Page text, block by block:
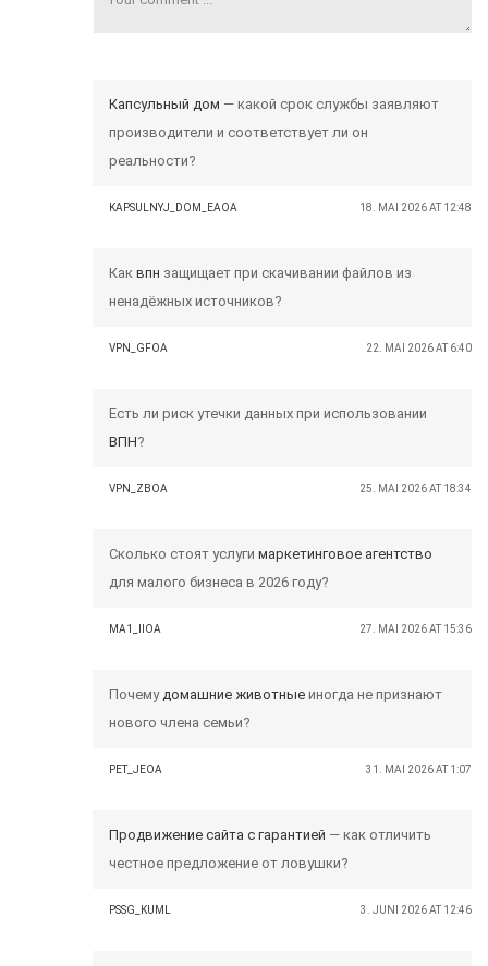
Капсульный дом — какой срок службы заявляют
производители и соответствует ли он
реальности?
KAPSULNYJ_DOM_EAOA 18. MAI 2026 AT 12:48
Как впн защищает при скачивании файлов из
ненадёжных источников?
VPN_GFOA 22. MAI 2026 AT 6:40
Есть ли риск утечки данных при использовании
ВПН?
VPN_ZBOA 25. MAI 2026 AT 18:34
Сколько стоят услуги маркетинговое агентство
для малого бизнеса в 2026 году?
MA1_IIOA 27. MAI 2026 AT 15:36
Почемудомашние животные иногда не признают
нового члена семьи?
PET_JEOA 31. MAI 2026 AT 1:07
Продвижение сайта с гарантией — как отличить
честное предложение от ловушки?
PSSG_KUML 3. JUNI 2026 AT 12:46